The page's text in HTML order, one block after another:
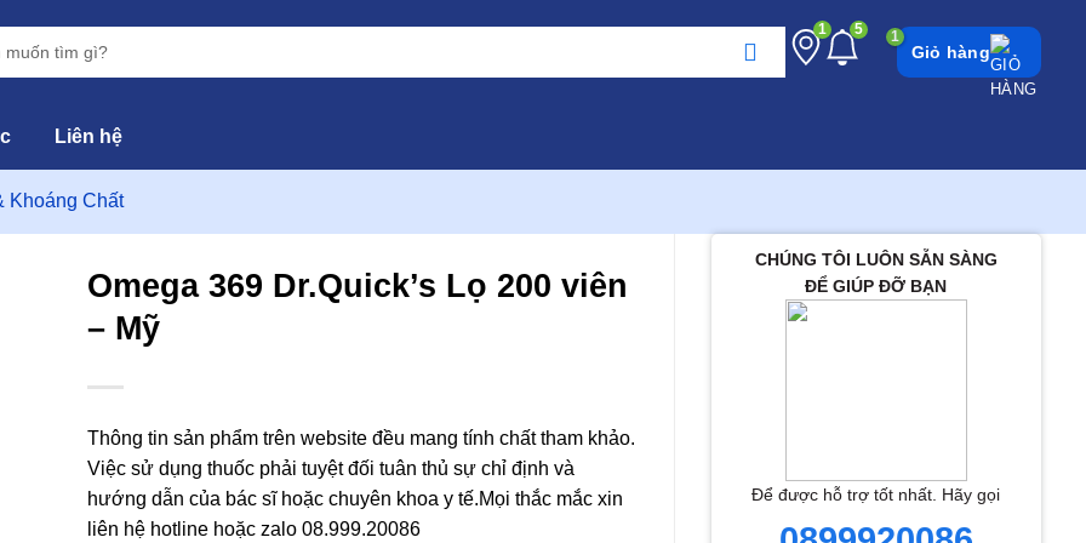
1 5
Giỏ hàng
Liên hệ
Khoáng Chất
CHÚNG TÔI LUÔN SẴN SÀNG
ĐỂ GIÚP ĐỠ BẠN
Để được hỗ trợ tốt nhất. Hãy gọi
Omega 369 Dr.Quick’s Lọ 200 viên
– Mỹ
Thông tin sản phẩm trên website đều mang tính chất tham khảo.
Việc sử dụng thuốc phải tuyệt đối tuân thủ sự chỉ định và
hướng dẫn của bác sĩ hoặc chuyên khoa y tế.Mọi thắc mắc xin
liên hệ hotline hoặc zalo 08.999.20086